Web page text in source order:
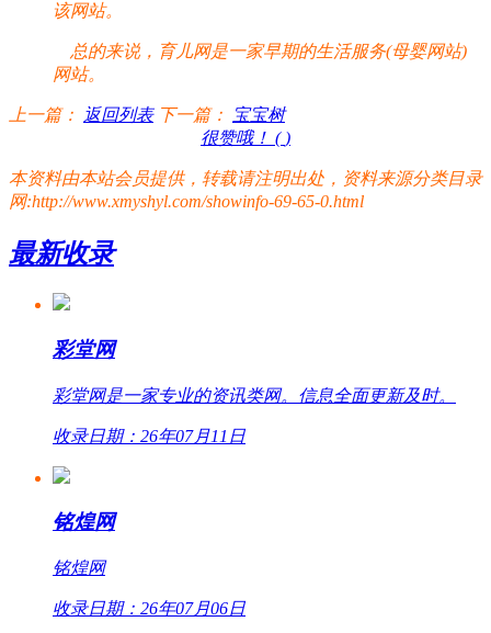
该网站。
总的来说，育儿网是一家早期的生活服务(母婴网站)
网站。
上一篇： 返回列表 下一篇：
宝宝树
很赞哦！ ( )
本资料由本站会员提供，转载请注明出处，资料来源分类目录
网:http://www.xmyshyl.com/showinfo-69-65-0.html
最新收录
彩堂网
彩堂网是一家专业的资讯类网。信息全面更新及时。
收录日期：26年07月11日
铭煌网
铭煌网
收录日期：26年07月06日